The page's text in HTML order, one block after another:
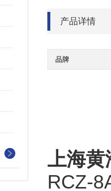
产品详情
品牌
上海黄
RCZ-